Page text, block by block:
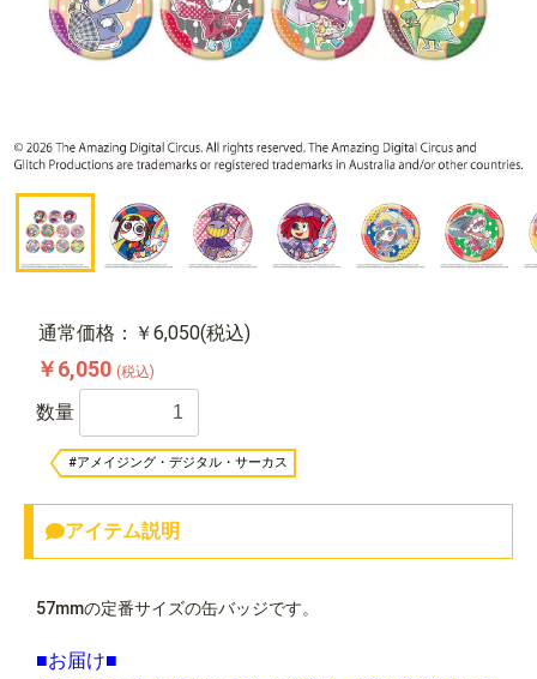
通常価格：￥6,050(税込)
￥6,050 (税込)
数量
#アメイジング・デジタル・サーカス
アイテム説明
57mmの定番サイズの缶バッジです。
■お届け■